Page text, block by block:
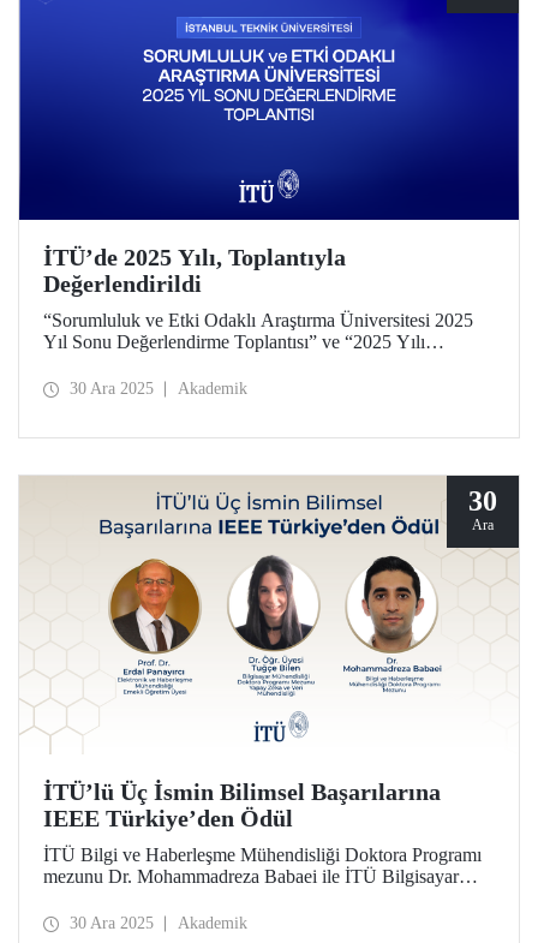
İTÜ’de 2025 Yılı, Toplantıyla
Değerlendirildi
“Sorumluluk ve Etki Odaklı Araştırma Üniversitesi 2025
Yıl Sonu Değerlendirme Toplantısı” ve “2025 Yılı
29 Aralık 2025 tarihinde Ayazağa Yerleşkemizde yapıldı.
30 Ara 2025 Akademik
30
Ara
İTÜ’lü Üç İsmin Bilimsel Başarılarına
IEEE Türkiye’den Ödül
İTÜ Bilgi ve Haberleşme Mühendisliği Doktora Programı
mezunu Dr. Mohammadreza Babaei ile İTÜ Bilgisayar
Veri Mühendisliği Bölümü öğretim üyesi Dr. Tuğçe Bilen,
30 Ara 2025 Akademik